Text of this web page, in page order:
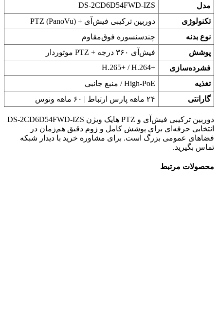
مدل
DS-2CD6D54FWD-IZS
تکنولوژی
دوربین ترکیبی فیش‌آی + PTZ (PanoVu)
نوع بدنه
چندسنسوره فوق‌مقاوم
پوشش
فیش‌آی ۳۶۰ درجه + PTZ موتوردار
فشرده‌سازی
H.265+‎ / H.264+‎
تغذیه
High-PoE / منبع جانبی
گارانتی
۲۴ ماهه پارس ارتباط | ۶۰ ماهه ونوس
دوربین ترکیبی فیش‌آی و PTZ هایک ویژن DS-2CD6D54FWD-IZS
انتخابی حرفه‌ای برای پوشش کامل و زوم دقیق هم‌زمان در
فضاهای عمومی بزرگ است. برای مشاوره خرید با دیدار شبکه
تماس بگیرید.
محصولات مرتبط